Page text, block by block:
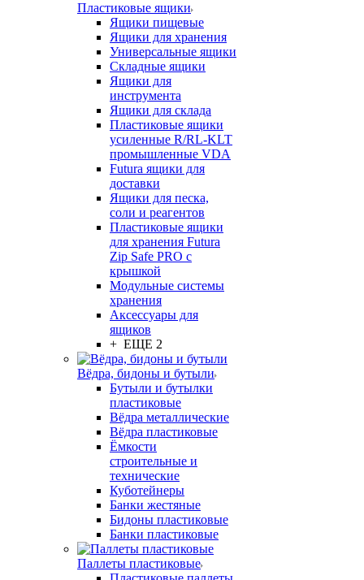
Пластиковые ящики
Ящики пищевые
Ящики для хранения
Универсальные ящики
Складные ящики
Ящики для
инструмента
Ящики для склада
Пластиковые ящики
усиленные R/RL-KLT
промышленные VDA
Futura ящики для
доставки
Ящики для песка,
соли и реагентов
Пластиковые ящики
для хранения Futura
Zip Safe PRO с
крышкой
Модульные системы
хранения
Аксессуары для
ящиков
+ ЕЩЕ 2
Вёдра, бидоны и бутыли
Бутыли и бутылки
пластиковые
Вёдра металлические
Вёдра пластиковые
Ёмкости
строительные и
технические
Куботейнеры
Банки жестяные
Бидоны пластиковые
Банки пластиковые
Паллеты пластиковые